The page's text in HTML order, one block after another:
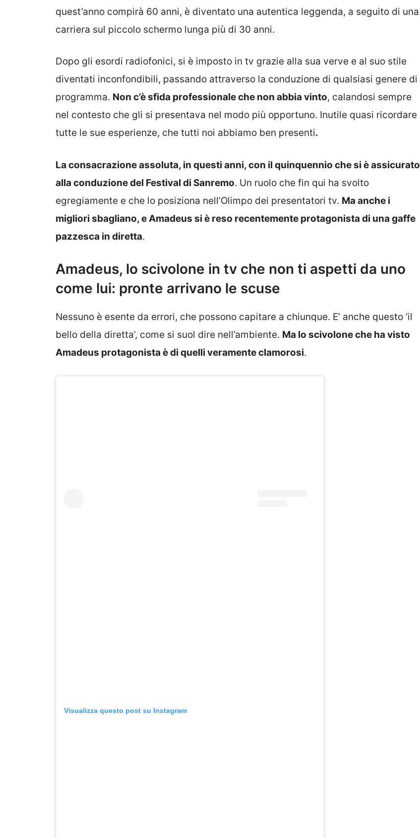
quest’anno compirà 60 anni, è diventato una autentica leggenda, a seguito di una
carriera sul piccolo schermo lunga più di 30 anni.
Dopo gli esordi radiofonici, si è imposto in tv grazie alla sua verve e al suo stile
diventati inconfondibili, passando attraverso la conduzione di qualsiasi genere di
programma. Non c’è sfida professionale che non abbia vinto, calandosi sempre
nel contesto che gli si presentava nel modo più opportuno. Inutile quasi ricordare
tutte le sue esperienze, che tutti noi abbiamo ben presenti.
La consacrazione assoluta, in questi anni, con il quinquennio che si è assicurato
alla conduzione del Festival di Sanremo. Un ruolo che fin qui ha svolto
egregiamente e che lo posiziona nell’Olimpo dei presentatori tv. Ma anche i
migliori sbagliano, e Amadeus si è reso recentemente protagonista di una gaffe
pazzesca in diretta.
Amadeus, lo scivolone in tv che non ti aspetti da uno
come lui: pronte arrivano le scuse
Nessuno è esente da errori, che possono capitare a chiunque. E’ anche questo ‘il
bello della diretta’, come si suol dire nell’ambiente. Ma lo scivolone che ha visto
Amadeus protagonista è di quelli veramente clamorosi.
Visualizza questo post su Instagram